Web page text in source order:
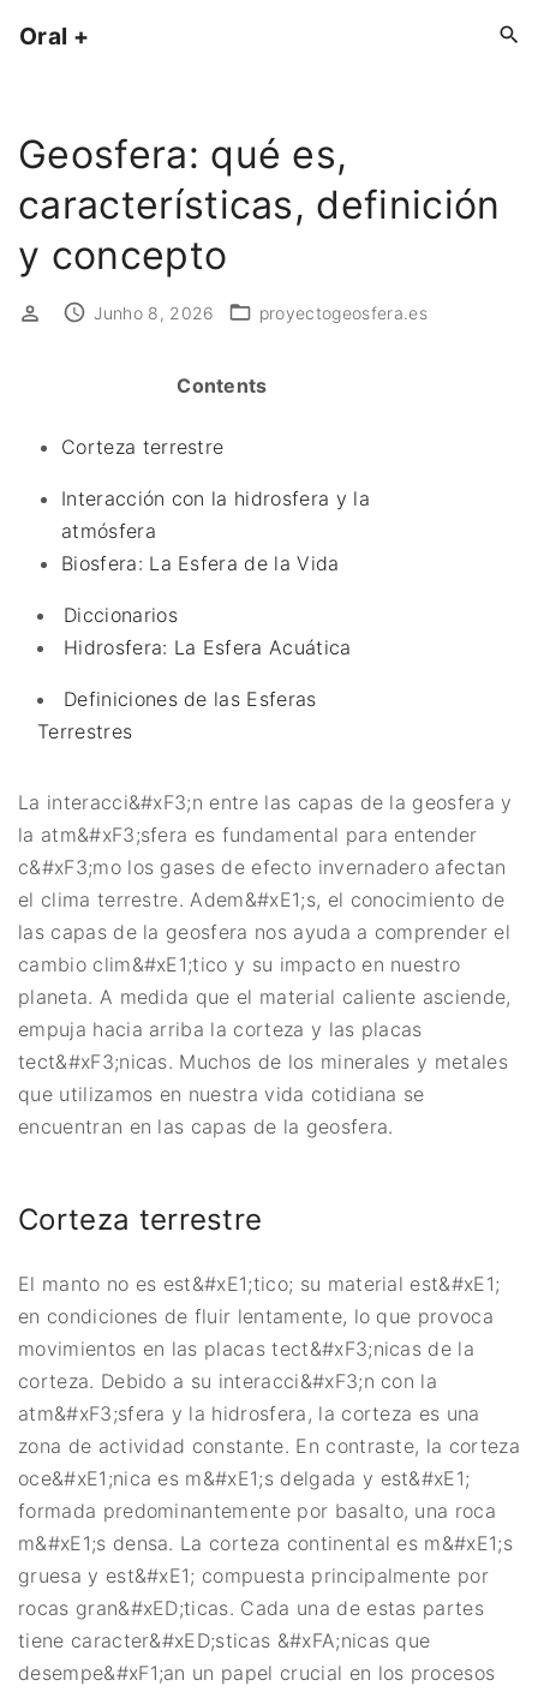
Oral +
Geosfera: qué es,
características, definición
y concepto
Junho 8, 2026 proyectogeosfera.es
Contents
Corteza terrestre
Interacción con la hidrosfera y la
atmósfera
Biosfera: La Esfera de la Vida
Diccionarios
Hidrosfera: La Esfera Acuática
Definiciones de las Esferas
Terrestres
La interacci&#xF3;n entre las capas de la geosfera y
la atm&#xF3;sfera es fundamental para entender
c&#xF3;mo los gases de efecto invernadero afectan
el clima terrestre. Adem&#xE1;s, el conocimiento de
las capas de la geosfera nos ayuda a comprender el
cambio clim&#xE1;tico y su impacto en nuestro
planeta. A medida que el material caliente asciende,
empuja hacia arriba la corteza y las placas
tect&#xF3;nicas. Muchos de los minerales y metales
que utilizamos en nuestra vida cotidiana se
encuentran en las capas de la geosfera.
Corteza terrestre
El manto no es est&#xE1;tico; su material est&#xE1;
en condiciones de fluir lentamente, lo que provoca
movimientos en las placas tect&#xF3;nicas de la
corteza. Debido a su interacci&#xF3;n con la
atm&#xF3;sfera y la hidrosfera, la corteza es una
zona de actividad constante. En contraste, la corteza
oce&#xE1;nica es m&#xE1;s delgada y est&#xE1;
formada predominantemente por basalto, una roca
m&#xE1;s densa. La corteza continental es m&#xE1;s
gruesa y est&#xE1; compuesta principalmente por
rocas gran&#xED;ticas. Cada una de estas partes
tiene caracter&#xED;sticas &#xFA;nicas que
desempe&#xF1;an un papel crucial en los procesos